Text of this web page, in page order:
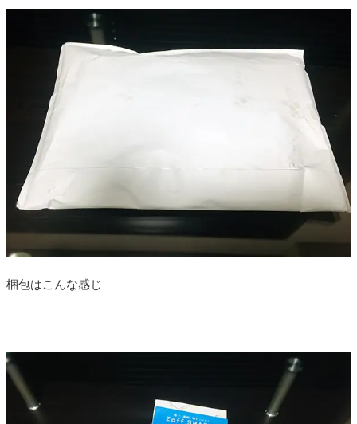
梱包はこんな感じ